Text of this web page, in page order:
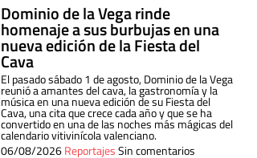
Dominio de la Vega rinde
homenaje a sus burbujas en una
nueva edición de la Fiesta del
Cava
El pasado sábado 1 de agosto, Dominio de la Vega
reunió a amantes del cava, la gastronomía y la
música en una nueva edición de su Fiesta del
Cava, una cita que crece cada año y que se ha
convertido en una de las noches más mágicas del
calendario vitivinícola valenciano.
06/08/2026ReportajesSin comentarios